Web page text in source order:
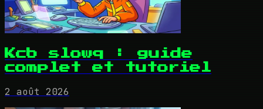
Kcb slowq : guide
complet et tutoriel
2 août 2026